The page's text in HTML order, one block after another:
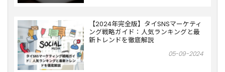
【2024年完全版】タイSNSマーケティ
ング戦略ガイド：人気ランキングと最
新トレンドを徹底解説
05-09-2024